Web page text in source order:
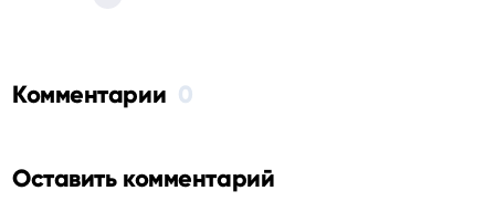
Комментарии 0
Оставить комментарий